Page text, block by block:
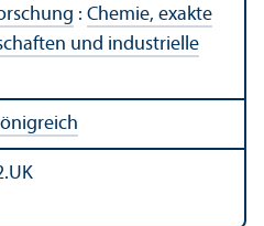
: Chemie, exakte
und industrielle